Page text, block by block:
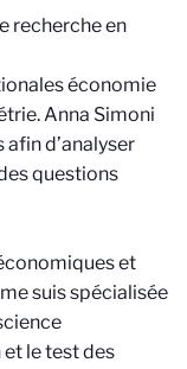
recherche en
économie
Anna Simoni
d’analyser
questions
et
suis spécialisée
le test des